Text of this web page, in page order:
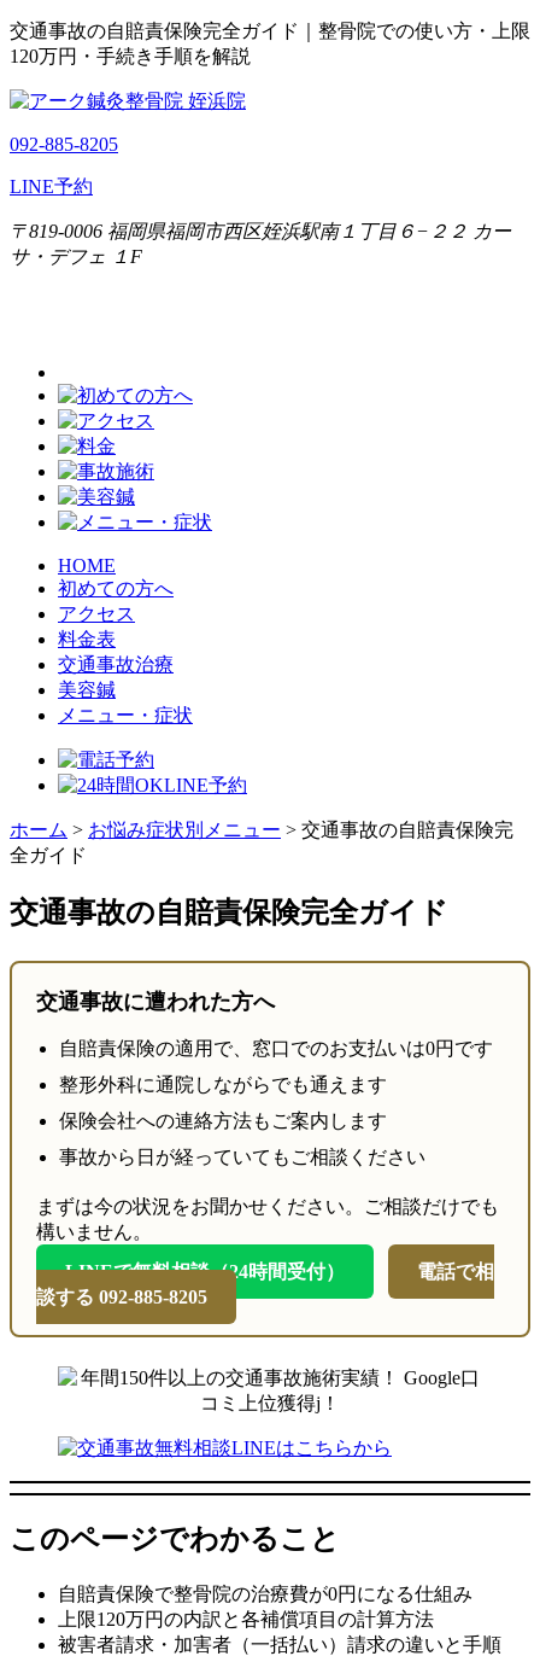
交通事故の自賠責保険完全ガイド｜整骨院での使い方・上限
120万円・手続き手順を解説
092-885-8205
LINE予約
〒819-0006 福岡県福岡市西区姪浜駅南１丁目６−２２ カー
サ・デフェ １F
HOME
初めての方へ
アクセス
料金表
交通事故治療
美容鍼
メニュー・症状
ホーム > お悩み症状別メニュー > 交通事故の自賠責保険完
全ガイド
交通事故の自賠責保険完全ガイド
交通事故に遭われた方へ
自賠責保険の適用で、窓口でのお支払いは0円です
整形外科に通院しながらでも通えます
保険会社への連絡方法もご案内します
事故から日が経っていてもご相談ください
まずは今の状況をお聞かせください。ご相談だけでも
構いません。
LINEで無料相談（24時間受付）
電話で相
談する 092-885-8205
このページでわかること
自賠責保険で整骨院の治療費が0円になる仕組み
上限120万円の内訳と各補償項目の計算方法
被害者請求・加害者（一括払い）請求の違いと手順